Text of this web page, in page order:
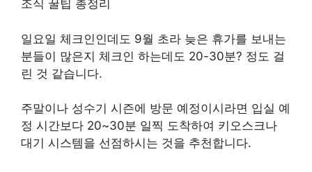
일요일 체크인인데도 9월 초라 늦은 휴가를 보내는
분들이 많은지 체크인 하는데도 20-30분? 정도 걸
린 것 같습니다.
주말이나 성수기 시즌에 방문 예정이시라면 입실 예
정 시간보다 20~30분 일찍 도착하여 키오스크나
대기 시스템을 선점하시는 것을 추천합니다.